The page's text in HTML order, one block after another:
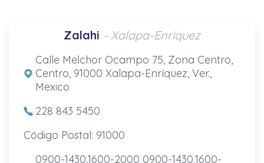
Zalahi - Xalapa-Enríquez
Calle Melchor Ocampo 75, Zona Centro,
Centro, 91000 Xalapa-Enríquez, Ver.,
Mexico
228 843 5450
Código Postal: 91000
0900-1430,1600-2000 0900-1430,1600-